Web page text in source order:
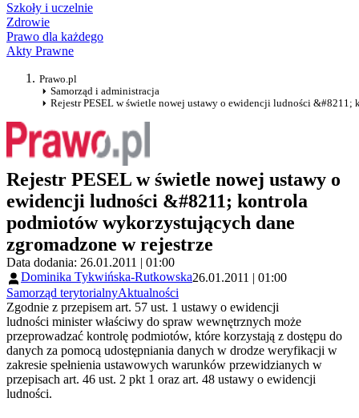
Szkoły i uczelnie
Zdrowie
Prawo dla każdego
Akty Prawne
Prawo.pl
Samorząd i administracja
Rejestr PESEL w świetle nowej ustawy o ewidencji ludności
Rejestr PESEL w świetle nowej ustawy o
ewidencji ludności &#8211; kontrola
podmiotów wykorzystujących dane
zgromadzone w rejestrze
Data dodania: 26.01.2011 | 01:00
Dominika Tykwińska-Rutkowska26.01.2011 | 01:00
Samorząd terytorialnyAktualności
Zgodnie z przepisem art. 57 ust. 1 ustawy o ewidencji
ludności minister właściwy do spraw wewnętrznych może
przeprowadzać kontrolę podmiotów, które korzystają z dostępu do
danych za pomocą udostępniania danych w drodze weryfikacji w
zakresie spełnienia ustawowych warunków przewidzianych w
przepisach art. 46 ust. 2 pkt 1 oraz art. 48 ustawy o ewidencji
ludności.